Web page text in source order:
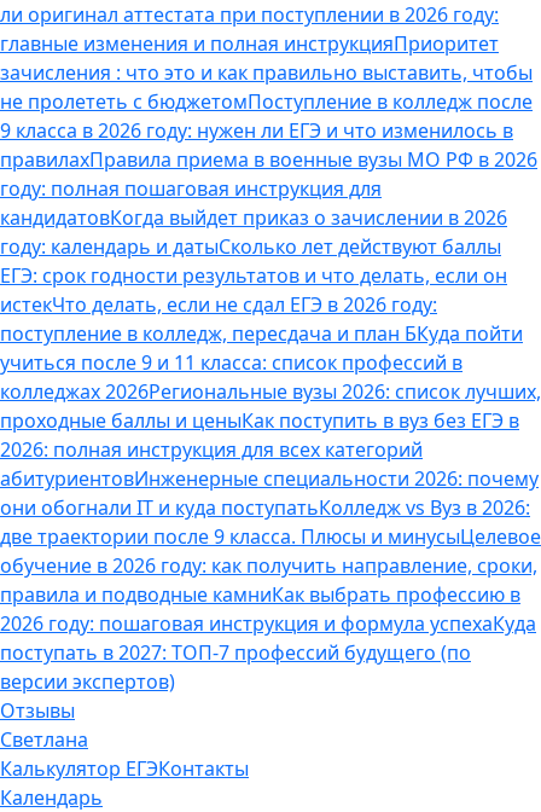
ли оригинал аттестата при поступлении в 2026 году:
главные изменения и полная инструкцияПриоритет
зачисления : что это и как правильно выставить, чтобы
не пролететь с бюджетомПоступление в колледж после
9 класса в 2026 году: нужен ли ЕГЭ и что изменилось в
правилахПравила приема в военные вузы МО РФ в 2026
году: полная пошаговая инструкция для
кандидатовКогда выйдет приказ о зачислении в 2026
году: календарь и датыСколько лет действуют баллы
ЕГЭ: срок годности результатов и что делать, если он
истекЧто делать, если не сдал ЕГЭ в 2026 году:
поступление в колледж, пересдача и план БКуда пойти
учиться после 9 и 11 класса: список профессий в
колледжах 2026Региональные вузы 2026: список лучших,
проходные баллы и ценыКак поступить в вуз без ЕГЭ в
2026: полная инструкция для всех категорий
абитуриентовИнженерные специальности 2026: почему
они обогнали IT и куда поступатьКолледж vs Вуз в 2026:
две траектории после 9 класса. Плюсы и минусыЦелевое
обучение в 2026 году: как получить направление, сроки,
правила и подводные камниКак выбрать профессию в
2026 году: пошаговая инструкция и формула успехаКуда
поступать в 2027: ТОП-7 профессий будущего (по
версии экспертов)
Отзывы
Светлана
Калькулятор ЕГЭКонтакты
Календарь